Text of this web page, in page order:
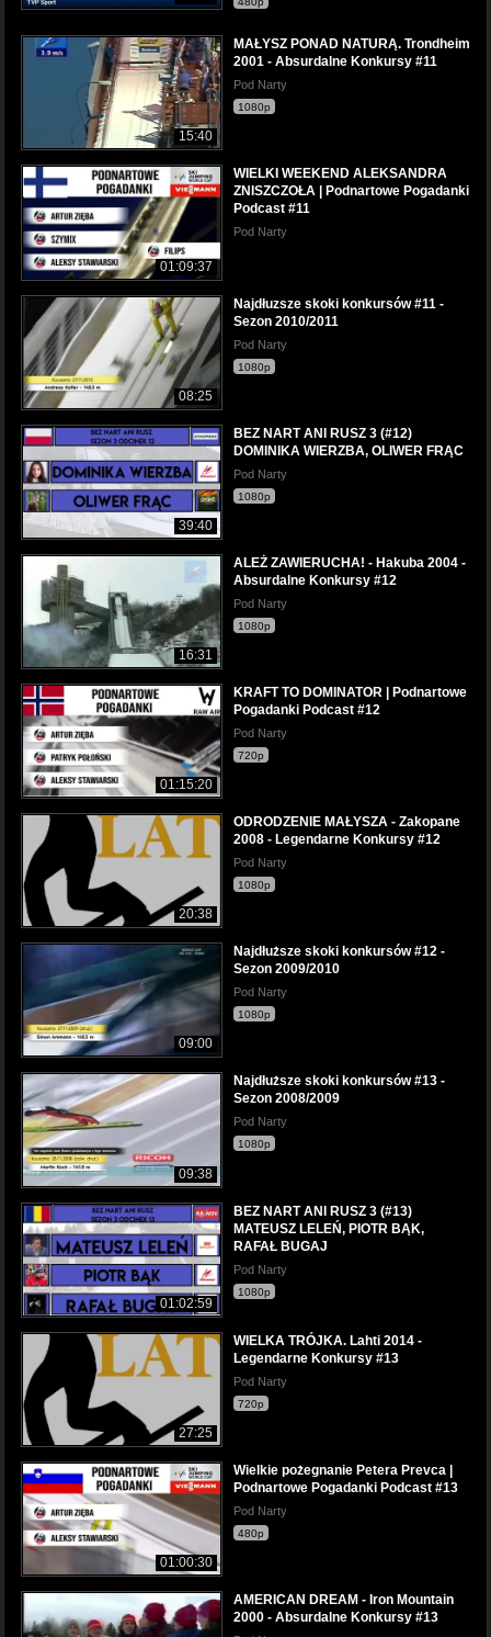
15:40
MAŁYSZ PONAD NATURĄ. Trondheim
2001 - Absurdalne Konkursy #11
Pod Narty
1080p
01:09:37
WIELKI WEEKEND ALEKSANDRA
ZNISZCZOŁA | Podnartowe Pogadanki
Podcast #11
Pod Narty
08:25
Najdłuzsze skoki konkursów #11 -
Sezon 2010/2011
Pod Narty
1080p
39:40
BEZ NART ANI RUSZ 3 (#12)
DOMINIKA WIERZBA, OLIWER FRĄC
Pod Narty
1080p
16:31
ALEŻ ZAWIERUCHA! - Hakuba 2004 -
Absurdalne Konkursy #12
Pod Narty
1080p
01:15:20
KRAFT TO DOMINATOR | Podnartowe
Pogadanki Podcast #12
Pod Narty
720p
20:38
ODRODZENIE MAŁYSZA - Zakopane
2008 - Legendarne Konkursy #12
Pod Narty
1080p
09:00
Najdłuższe skoki konkursów #12 -
Sezon 2009/2010
Pod Narty
1080p
09:38
Najdłuższe skoki konkursów #13 -
Sezon 2008/2009
Pod Narty
1080p
01:02:59
BEZ NART ANI RUSZ 3 (#13)
MATEUSZ LELEŃ, PIOTR BĄK,
RAFAŁ BUGAJ
Pod Narty
1080p
27:25
WIELKA TRÓJKA. Lahti 2014 -
Legendarne Konkursy #13
Pod Narty
720p
01:00:30
Wielkie pożegnanie Petera Prevca |
Podnartowe Pogadanki Podcast #13
Pod Narty
480p
AMERICAN DREAM - Iron Mountain
2000 - Absurdalne Konkursy #13